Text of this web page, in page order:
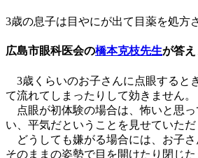
3歳の息子は目やにが出て目薬を処方
広島市眼科医会の橋本克枝先生が答え
3歳くらいのお子さんに点眼すると
て流れてしまったりして効きません。
点眼が初体験の場合は、怖いと思っ
い、平気だということを見せていた
どうしても嫌がる場合には、お子さ
そのままの姿勢で目を開けたり閉じ